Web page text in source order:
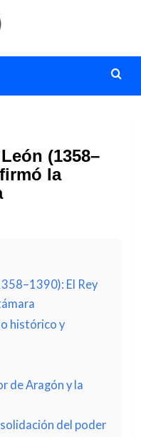
(1358–
la
El Rey
histórico y
de Aragón y la
del poder